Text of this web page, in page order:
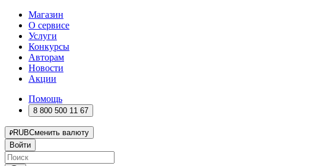
Магазин
О сервисе
Услуги
Конкурсы
Авторам
Новости
Акции
Помощь
8 800 500 11 67
RUBСменить валюту
Войти